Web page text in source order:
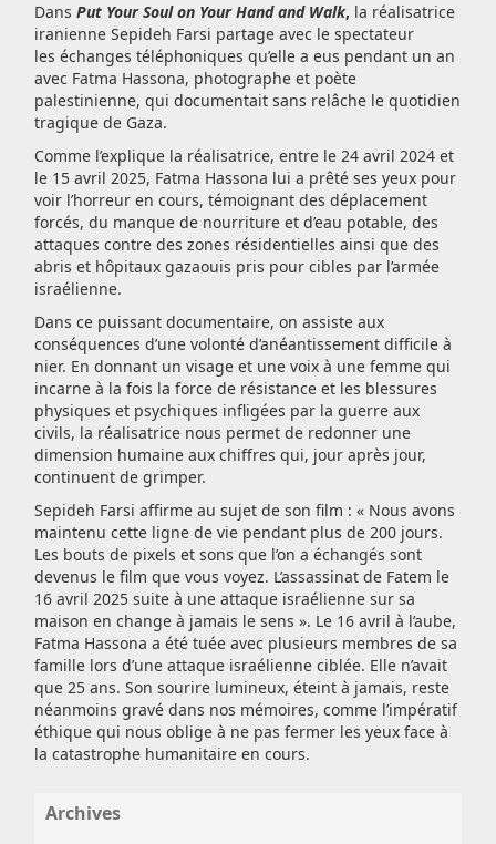
Dans Put Your Soul on Your Hand and Walk, la réalisatrice
iranienne Sepideh Farsi partage avec le spectateur
les échanges téléphoniques qu’elle a eus pendant un an
avec Fatma Hassona, photographe et poète
palestinienne, qui documentait sans relâche le quotidien
tragique de Gaza.
Comme l’explique la réalisatrice, entre le 24 avril 2024 et
le 15 avril 2025, Fatma Hassona lui a prêté ses yeux pour
voir l’horreur en cours, témoignant des déplacement
forcés, du manque de nourriture et d’eau potable, des
attaques contre des zones résidentielles ainsi que des
abris et hôpitaux gazaouis pris pour cibles par l’armée
israélienne.
Dans ce puissant documentaire, on assiste aux
conséquences d’une volonté d’anéantissement difficile à
nier. En donnant un visage et une voix à une femme qui
incarne à la fois la force de résistance et les blessures
physiques et psychiques infligées par la guerre aux
civils, la réalisatrice nous permet de redonner une
dimension humaine aux chiffres qui, jour après jour,
continuent de grimper.
Sepideh Farsi affirme au sujet de son film : « Nous avons
maintenu cette ligne de vie pendant plus de 200 jours.
Les bouts de pixels et sons que l’on a échangés sont
devenus le film que vous voyez. L’assassinat de Fatem le
16 avril 2025 suite à une attaque israélienne sur sa
maison en change à jamais le sens ». Le 16 avril à l’aube,
Fatma Hassona a été tuée avec plusieurs membres de sa
famille lors d’une attaque israélienne ciblée. Elle n’avait
que 25 ans. Son sourire lumineux, éteint à jamais, reste
néanmoins gravé dans nos mémoires, comme l’impératif
éthique qui nous oblige à ne pas fermer les yeux face à
la catastrophe humanitaire en cours.
Archives